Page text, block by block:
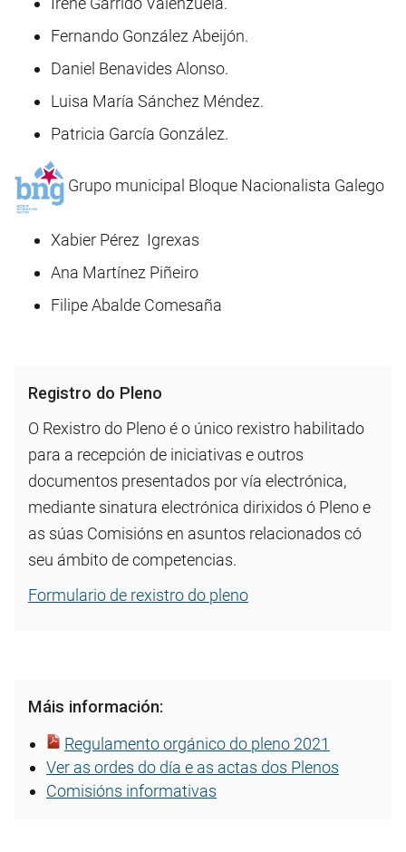
Fernando González Abeijón.
Daniel Benavides Alonso.
Luisa María Sánchez Méndez.
Patricia García González.
Grupo municipal Bloque Nacionalista Galego
Xabier Pérez Igrexas
Ana Martínez Piñeiro
Filipe Abalde Comesaña
Registro do Pleno
O Rexistro do Pleno é o único rexistro habilitado
para a recepción de iniciativas e outros
documentos presentados por vía electrónica,
mediante sinatura electrónica dirixidos ó Pleno e
as súas Comisións en asuntos relacionados có
seu ámbito de competencias.
Formulario de rexistro do pleno
Máis información:
Regulamento orgánico do pleno 2021
Ver as ordes do día e as actas dos Plenos
Comisións informativas